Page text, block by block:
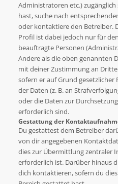
Administratoren etc.) zugänglich
hast, suche nach
oder kontaktiere den Betreiber.
Profil ist dabei jedoch nur für
beauftragte Personen
Andere als die oben genannten
mit deiner Zustimmung an
sofern er auf Grund gesetzlicher
der Daten (z. B. an
oder die Daten zur
erforderlich sind.
Gestattung der
Du gestattest dem Betreiber
von dir angegebenen
dies zur Übermittlung zentraler
erforderlich ist. Darüber hinaus
dich kontaktieren, sofern du